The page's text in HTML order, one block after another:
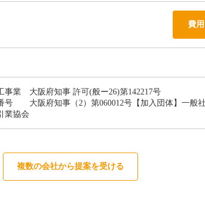
費
事業 大阪府知事 許可(般ー26)第142217号
号 大阪府知事（2）第060012号【加入団体】一般
業協会
複数の会社から提案を受ける